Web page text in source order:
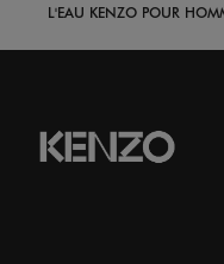
L'EAU KENZO POUR